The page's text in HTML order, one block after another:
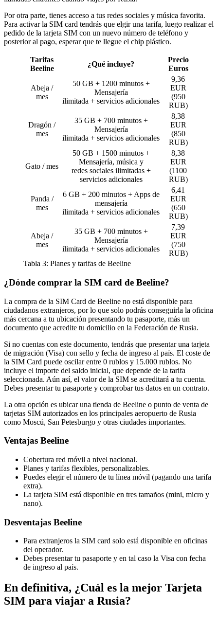
Por otra parte, tienes acceso a tus redes sociales y música favorita.
Para activar la SIM card tendrás que elgir una tarifa, luego realizar el
pedido de la tarjeta SIM con un nuevo número de teléfono y
posterior al pago, esperar que te llegue el chip plástico.
Tarifas
Beeline
¿Qué incluye?
Precio
Euros
Abeja /
mes
50 GB + 1200 minutos +
Mensajería
ilimitada + servicios adicionales
9,36
EUR
(950
RUB)
Dragón /
mes
35 GB + 700 minutos +
Mensajería
ilimitada + servicios adicionales
8,38
EUR
(850
RUB)
Gato / mes
50 GB + 1500 minutos +
Mensajería, música y
redes sociales ilimitadas +
servicios adicionales
8,38
EUR
(1100
RUB)
Panda /
mes
6 GB + 200 minutos + Apps de
mensajería
ilimitada + servicios adicionales
6,41
EUR
(650
RUB)
Abeja /
mes
35 GB + 700 minutos +
Mensajería
ilimitada + servicios adicionales
7,39
EUR
(750
RUB)
Tabla 3: Planes y tarifas de Beeline
¿Dónde comprar la SIM card de Beeline?
La compra de la SIM Card de Beeline no está disponible para
ciudadanos extranjeros, por lo que solo podrás conseguirla la oficina
más cercana a tu ubicación presentando tu pasaporte, más un
documento que acredite tu domicilio en la Federación de Rusia.
Si no cuentas con este documento, tendrás que presentar una tarjeta
de migración (Visa) con sello y fecha de ingreso al país. El coste de
la SIM Card puede oscilar entre 0 rublos y 15.000 rublos. No
incluye el importe del saldo inicial, que depende de la tarifa
seleccionada. Aún así, el valor de la SIM se acreditará a tu cuenta.
Debes presentar tu pasaporte y comprobar tus datos en un contrato.
La otra opción es ubicar una tienda de Beeline o punto de venta de
tarjetas SIM autorizados en los principales aeropuerto de Rusia
como Moscú, San Petesburgo y otras ciudades importantes.
Ventajas Beeline
Cobertura red móvil a nivel nacional.
Planes y tarifas flexibles, personalizables.
Puedes elegir el número de tu línea móvil (pagando una tarifa
extra).
La tarjeta SIM está disponible en tres tamaños (mini, micro y
nano).
Desventajas Beeline
Para extranjeros la SIM card solo está disponible en oficinas
del operador.
Debes presentar tu pasaporte y en tal caso la Visa con fecha
de ingreso al país.
En definitiva, ¿Cuál es la mejor Tarjeta
SIM para viajar a Rusia?